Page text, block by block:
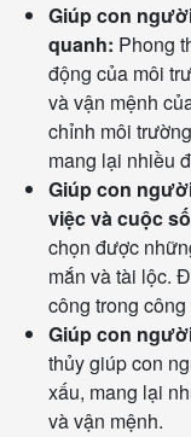
Giúp con
quanh: Phong
động của môi
và vận mệnh
chỉnh môi
mang lại nhiều
Giúp con
việc và cuộc
chọn được
mắn và tài lộc.
công trong
Giúp con
thủy giúp con
xấu, mang lại
và vận mệnh.